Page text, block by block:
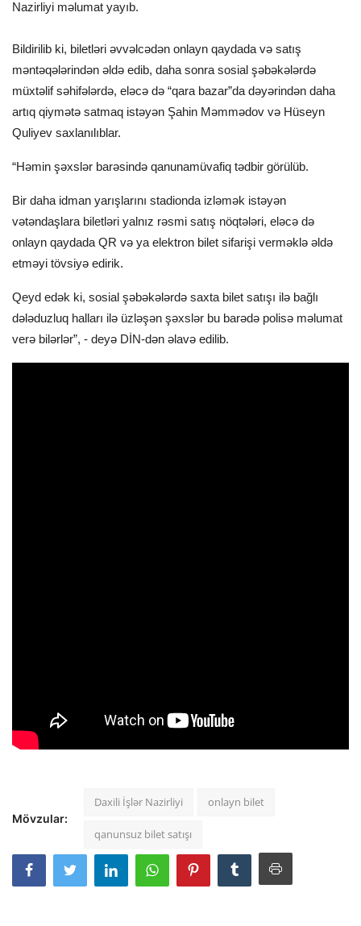
Nazirliyi məlumat yayıb.
Bildirilib ki, biletləri əvvəlcədən onlayn qaydada və satış
məntəqələrindən əldə edib, daha sonra sosial şəbəkələrdə
müxtəlif səhifələrdə, eləcə də “qara bazar”da dəyərindən daha
artıq qiymətə satmaq istəyən Şahin Məmmədov və Hüseyn
Quliyev saxlanılıblar.
“Həmin şəxslər barəsində qanunamüvafiq tədbir görülüb.
Bir daha idman yarışlarını stadionda izləmək istəyən
vətəndaşlara biletləri yalnız rəsmi satış nöqtələri, eləcə də
onlayn qaydada QR və ya elektron bilet sifarişi verməklə əldə
etməyi tövsiyə edirik.
Qeyd edək ki, sosial şəbəkələrdə saxta bilet satışı ilə bağlı
dələduzluq halları ilə üzləşən şəxslər bu barədə polisə məlumat
verə bilərlər”, - deyə DİN-dən əlavə edilib.
Mövzular:
Daxili İşlər Nazirliyi onlayn bilet
qanunsuz bilet satışı